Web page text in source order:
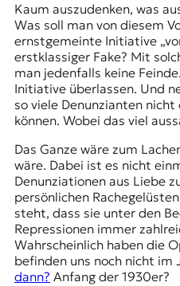
Kaum auszudenken, was
Was soll man von diesem
ernstgemeinte Initiative
erstklassiger Fake? Mit
man jedenfalls keine
Initiative überlassen. Und
so viele Denunzianten
können. Wobei das viel
Das Ganze wäre zum
wäre. Dabei ist es nicht
Denunziationen aus Liebe
persönlichen
steht, dass sie unter den
Repressionen immer
Wahrscheinlich haben die
befinden uns noch nicht im
dann? Anfang der 1930er?